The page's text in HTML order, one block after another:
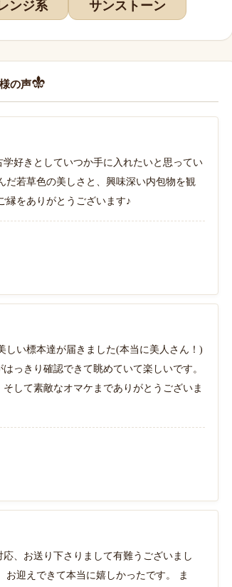
ンジ系 サンストーン
の声
好きとしていつか手に入れたいと思ってい
若草色の美しさと、興味深い内包物を観
縁をありがとうございます♪
しい標本達が届きました(本当に美人さん！)
っきり確認できて眺めていて楽しいです。
して素敵なオマケまでありがとうございま
、お送り下さりまして有難うございまし
迎えできて本当に嬉しかったです。 ま